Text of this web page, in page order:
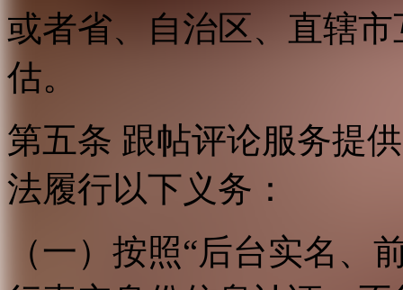
或者省、自治区、直辖
估。
第五条 跟帖评论服务提
法履行以下义务：
（一）按照“后台实名、